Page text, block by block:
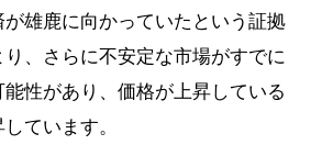
雄鹿に向かっていたという証拠
、さらに不安定な市場がすでに
性があり、価格が上昇している
ています。